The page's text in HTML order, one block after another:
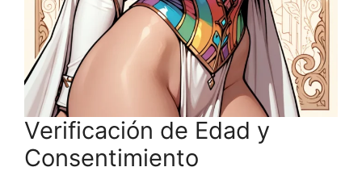
Verificación de Edad y
Consentimiento